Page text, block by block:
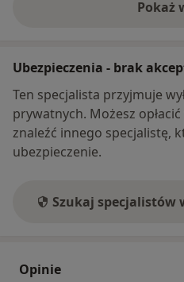
oraz zaufania. Skupiam się
poddaję regularnej
Kodeksu Etyczno-
podnoszę swoje
w tematach związanych ze
pracą terapeutyczną.
Pokaż
Ubezpieczenia - brak
Ten specjalista przyjmuje
prywatnych. Możesz
znaleźć innego specjalistę,
ubezpieczenie.
Szukaj specjalistów
Opinie